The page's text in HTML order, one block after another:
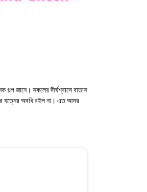
জানে। সকলের দীর্ঘশ্বাসে বাতাস
যত্নের অবধি রইল না। এত আদর